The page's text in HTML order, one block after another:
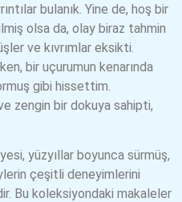
bulanık. Yine de, hoş bir
olsa da, olay biraz tahmin
ve kıvrımlar eksikti.
bir uçurumun kenarında
gibi hissettim.
zengin bir dokuya sahipti,
yüzyıllar boyunca sürmüş,
çeşitli deneyimlerini
Bu koleksiyondaki makaleler